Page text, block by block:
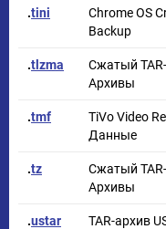
.tini
Chrome OS
Backup
.tlzma
Сжатый
Архивы
.tmf
TiVo Video
Данные
.tz
Сжатый
Архивы
.ustar
TAR-архив